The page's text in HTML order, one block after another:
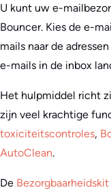
U kunt uw e-
Bouncer. Kies de e-
mails naar de
e-mails in de inbox
Het hulpmiddel richt
zijn veel krachtige
toxiciteitscontroles,
AutoClean.
De Bezorgbaarheidskit